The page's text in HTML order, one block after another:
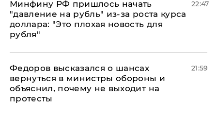
Минфину РФ пришлось начать
"давление на рубль" из-за роста курса
доллара: "Это плохая новость для
рубля"
22:47
Федоров высказался о шансах
вернуться в министры обороны и
объяснил, почему не выходит на
протесты
21:59